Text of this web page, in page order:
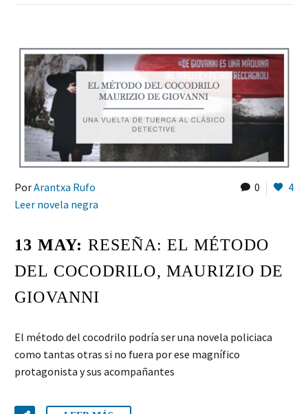
0 4
PorArantxa Rufo
Leer novela negra
13 MAY: RESEÑA: EL MÉTODO
DEL COCODRILO, MAURIZIO DE
GIOVANNI
El método del cocodrilo podría ser una novela policiaca
como tantas otras si no fuera por ese magnífico
protagonista y sus acompañantes